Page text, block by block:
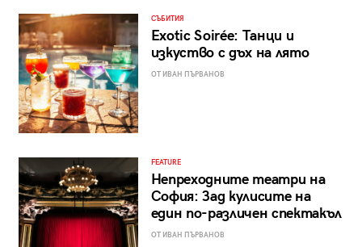
СЪБИТИЯ
Exotic Soirée: Танци и
изкуство с дъх на лято
ОТ ИВАН ПЪРВАНОВ
FEATURE
Непреходните театри на
София: Зад кулисите на
един по-различен спектакъл
ОТ ИВАН ПЪРВАНОВ